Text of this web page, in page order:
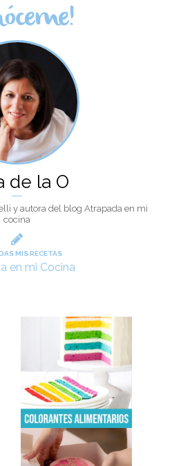
de la O
y autora del blog Atrapada en mi
cocina
MIS RECETAS
en mi Cocina